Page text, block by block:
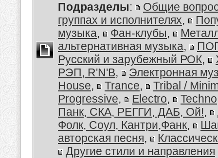
Подразделы:
Общие
группах и исполнителях,
музыка, Фан-клубы,
альтернативная музыка,
Русский и зарубежный РОК,
РЭП, R'N'B,
Электронная
House, Trance,
Tribal /
Progressive, Electro, Techno
Панк, СКА, РЕГГИ, ДАБ, Ой!,
Фолк, Соул, Кантри,Фанк,
авторская песня,
Другие стили и направления